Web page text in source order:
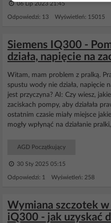
06 Lip 2023 21:45
Odpowiedzi: 13 Wyświetleń: 15015
Siemens IQ300 -
działa, napięcie na
Witam, mam problem z pralką.
spustu wody nie działa, napięcie
jest przyczyna? AI: Czy wiesz,
zaciskach pompy, aby działała
ostatnim czasie miały miejsce
mogły wpłynąć na działanie
AGD Początkujący
30 Sty 2025 05:15
Odpowiedzi: 1 Wyświetleń: 258
Wymiana szczotek w
iQ300 - jak uzyskać